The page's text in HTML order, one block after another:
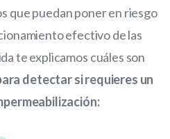
que puedan poner en riesgo
efectivo de las
te explicamos cuáles son
detectar si requieres un